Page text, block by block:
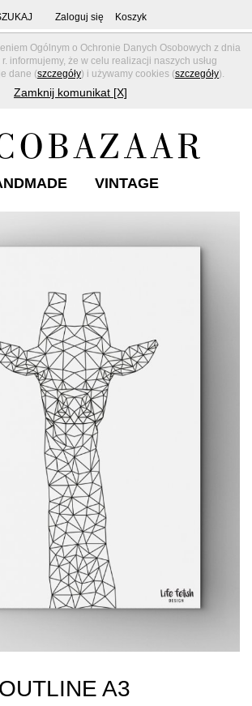
Ogólnym o Ochronie Danych Osobowych z dnia
informujemy, że w celu realizacji naszych usług
dane (szczegóły) i używamy cookies (szczegóły).
Zamknij komunikat [X]
Zaloguj się Koszyk
VINTAGE
A3